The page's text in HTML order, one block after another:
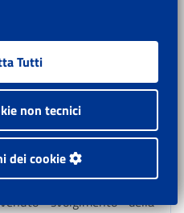
e consegnato al
anche nella sezione
per consentire a
autonomamente. Con
debitamente
di sportello
riscuotere il compenso
postale. L’utilizzatore
svolgimento della
Tutti
non tecnici
dei cookie